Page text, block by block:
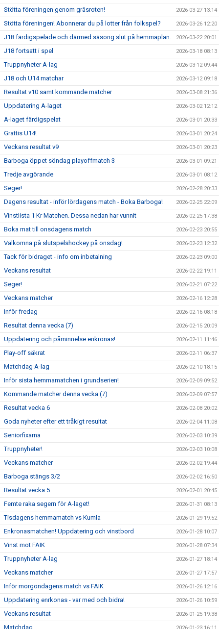
Stötta föreningen genom gräsroten! 2026-03-27 13:14
Stötta föreningen! Abonnerar du på lotter från folkspel? 2026-03-26 12:20
J18 färdigspelade och därmed säsong slut på hemmaplan. 2026-03-22 20:01
J18 fortsatt i spel 2026-03-18 08:13
Truppnyheter A-lag 2026-03-12 09:44
J18 och U14 matchar 2026-03-12 09:18
Resultat v10 samt kommande matcher 2026-03-08 21:36
Uppdatering A-laget 2026-03-02 12:12
A-laget färdigspelat 2026-03-01 20:33
Grattis U14! 2026-03-01 20:24
Veckans resultat v9 2026-03-01 20:23
Barboga öppet söndag playoffmatch 3 2026-03-01 09:21
Tredje avgörande 2026-03-01 08:12
Seger! 2026-02-28 20:33
Dagens resultat - inför lördagens match - Boka Barboga! 2026-02-25 22:09
Vinstlista 1 Kr Matchen. Dessa nedan har vunnit 2026-02-25 17:38
Boka mat till onsdagens match 2026-02-23 20:55
Välkomna på slutspelshockey på onsdag! 2026-02-23 12:32
Tack för bidraget - info om inbetalning 2026-02-23 09:00
Veckans resultat 2026-02-22 19:11
Seger! 2026-02-21 07:22
Veckans matcher 2026-02-16 12:28
Inför fredag 2026-02-16 08:18
Resultat denna vecka (7) 2026-02-15 20:09
Uppdatering och påminnelse enkronas! 2026-02-11 11:46
Play-off säkrat 2026-02-11 06:37
Matchdag A-lag 2026-02-10 18:15
Inför sista hemmamatchen i grundserien! 2026-02-09 09:52
Kommande matcher denna vecka (7) 2026-02-09 07:57
Resultat vecka 6 2026-02-08 20:02
Goda nyheter efter ett tråkigt resultat 2026-02-04 11:08
Seniorfixarna 2026-02-03 10:39
Truppnyheter! 2026-02-03 10:08
Veckans matcher 2026-02-02 19:44
Barboga stängs 3/2 2026-02-02 16:50
Resultat vecka 5 2026-02-01 20:45
Femte raka segern för A-laget! 2026-01-31 08:13
Tisdagens hemmamatch vs Kumla 2026-01-29 19:52
Enkronasmatchen! Uppdatering och vinstbord 2026-01-28 10:07
Vinst mot FAIK 2026-01-28 07:34
Truppnyheter A-lag 2026-01-27 18:14
Veckans matcher 2026-01-27 17:57
Inför morgondagens match vs FAIK 2026-01-26 12:16
Uppdatering enrkonas - var med och bidra! 2026-01-26 10:59
Veckans resultat 2026-01-25 19:38
Matchdag